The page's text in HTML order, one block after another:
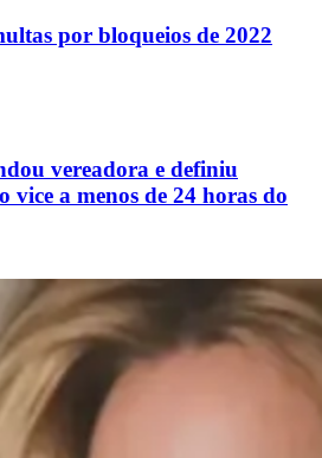
por bloqueios de 2022
vereadora e definiu
vice a menos de 24 horas do